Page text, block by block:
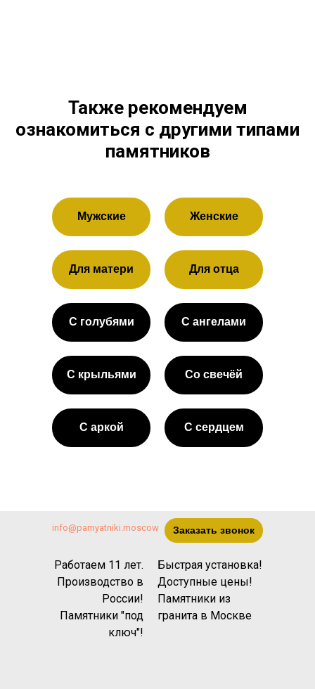
Также рекомендуем
ознакомиться с другими типами
памятников
Мужские Женские
Для отца
Для матери
С ангелами
С голубями
Со свечёй
С сердцем
С аркой
С крыльями
Работаем 11 лет.
Производство в
России!
Памятники "под
ключ"!
info@pamyatniki.moscow
Быстрая установка!
Доступные цены!
Памятники из
гранита в Москве
Заказать звонок